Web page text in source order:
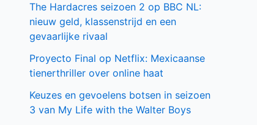
The Hardacres seizoen 2 op BBC NL:
nieuw geld, klassenstrijd en een
gevaarlijke rivaal
Proyecto Final op Netflix: Mexicaanse
tienerthriller over online haat
Keuzes en gevoelens botsen in seizoen
3 van My Life with the Walter Boys